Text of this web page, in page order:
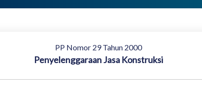
PP Nomor 29 Tahun 2000
Penyelenggaraan Jasa Konstruksi